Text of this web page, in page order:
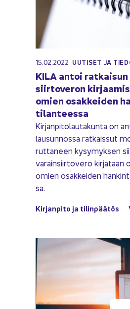
15.02.2022 UU­TI­SET JA
KILA antoi
siir­to­ve­ron
omien osak­kei­den
ti­lan­tees­sa
Kir­jan­pi­to­lau­ta­kun­ta on
lausun­nos­sa rat­kais­sut
rut­ta­neen ky­sy­myk­sen
va­rain­siir­to­ve­ro kir­ja­taan
omien osak­kei­den
sa.
Kir­jan­pi­to ja ti­lin­pää­tös